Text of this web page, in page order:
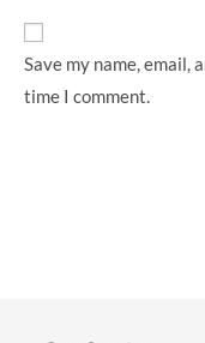
URL
Save my name, email,
time I comment.